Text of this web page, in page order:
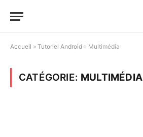
Accueil » Tutoriel Android » Multimédia
CATÉGORIE: MULTIMÉDIA